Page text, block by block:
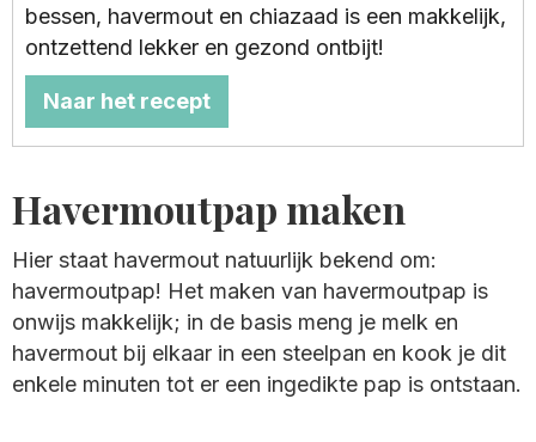
bessen, havermout en chiazaad is een makkelijk,
ontzettend lekker en gezond ontbijt!
Naar het recept
Havermoutpap maken
Hier staat havermout natuurlijk bekend om:
havermoutpap! Het maken van havermoutpap is
onwijs makkelijk; in de basis meng je melk en
havermout bij elkaar in een steelpan en kook je dit
enkele minuten tot er een ingedikte pap is ontstaan.